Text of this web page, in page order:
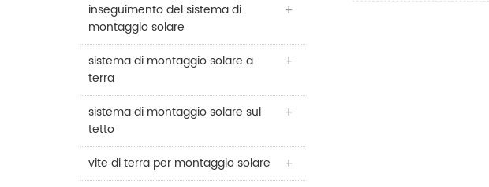
inseguimento del sistema di
montaggio solare
sistema di montaggio solare a
terra
sistema di montaggio solare sul
tetto
vite di terra per montaggio solare